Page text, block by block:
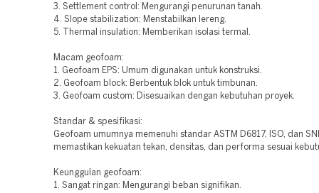
3. Settlement control: Mengurangi penurunan tanah.
4. Slope stabilization: Menstabilkan lereng.
5. Thermal insulation: Memberikan isolasi termal.
Macam geofoam:
1. Geofoam EPS: Umum digunakan untuk konstruksi.
2. Geofoam block: Berbentuk blok untuk timbunan.
3. Geofoam custom: Disesuaikan dengan kebutuhan proyek.
Standar & spesifikasi:
Geofoam umumnya memenuhi standar ASTM D6817, ISO, dan
memastikan kekuatan tekan, densitas, dan performa sesuai
Keunggulan geofoam:
1. Sangat ringan: Mengurangi beban signifikan.